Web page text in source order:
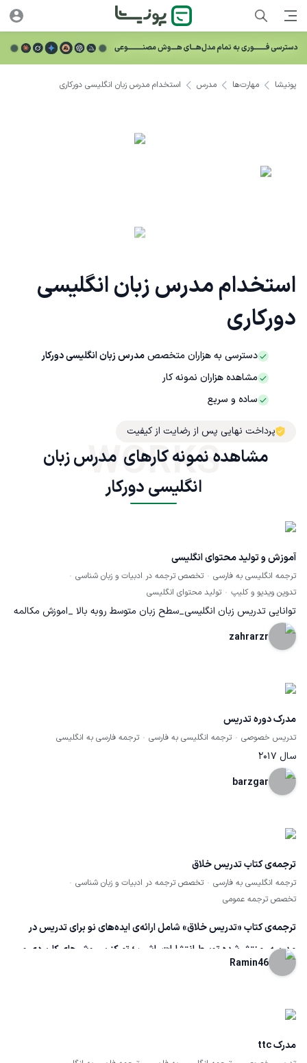
استخدام مدرس زبان انگلیسی
دورکاری
دسترسی به هزاران متخصصمدرس زبان انگلیسی دورکار
مشاهده هزاران نمونه کار
ساده و سریع
پرداخت نهایی پس از رضایت از کیفیت
پونیشا مهارت‌ها مدرس استخدام مدرس زبان انگلیسی دورکاری
مشاهده نمونه کارهای  مدرس زبان
انگلیسی دورکار
WORKS
آموزش و تولید محتوای انگلیسی
ترجمه انگلیسی به فارسی
تخصص ترجمه در ادبیات و زبان شناسی
تدوین ویدیو و کلیپ
تولید محتوای انگلیسی
توانایی تدریس زبان انگلیسی_سطح زبان متوسط روبه بالا _اموزش مکالمه
در ۳۰روز _اموزش پایه و صفر به کودکان _
zahrarzr
مدرک دوره تدریس
تدریس خصوصی ترجمه انگلیسی به فارسی ترجمه فارسی به انگلیسی
سال 2017
barzgar
ترجمه‌ی کتاب تدریس خلاق
ترجمه انگلیسی به فارسی
تخصص ترجمه در ادبیات و زبان شناسی
تخصص ترجمه عمومی
ترجمه‌ی کتاب «تدریس خلاق» شامل ارائه‌ی ایده‌های نو برای تدریس در
مدرسه، منتشرشده توسط انتشارات راشین؛ تمرکز بر روش‌های کاربردی و
قابل اجرا در کلاس درس.
Ramin46
مدرک ttc